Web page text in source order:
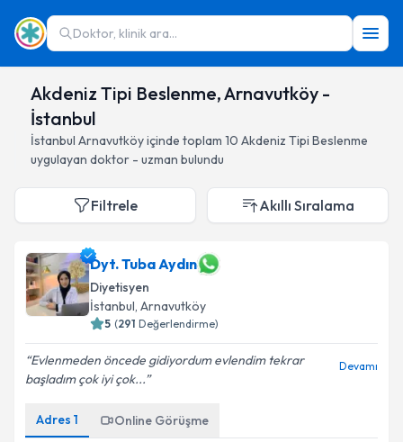
Doktor, klinik ara...
Akdeniz Tipi Beslenme, Arnavutköy -
İstanbul
İstanbul Arnavutköyiçinde toplam 10 Akdeniz Tipi Beslenme
uygulayan doktor - uzman bulundu
Filtrele Akıllı Sıralama
Dyt. Tuba Aydın
Diyetisyen
İstanbul, Arnavutköy
5 (291 Değerlendirme)
Evlenmeden öncede gidiyordum evlendim tekrar
başladım çok iyi çok...
Devamı
Adres 1 Online Görüşme